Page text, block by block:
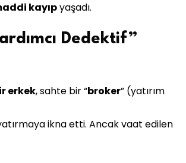
kayıpyaşadı.
Dedektif”
erkek, sahte bir “broker” (yatırım
ikna etti. Ancak vaat edilen